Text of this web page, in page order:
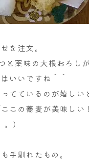
を注文。
薬味の大根おろし
いいですね＾＾
てているのが嬉しい
この蕎麦が美味しい
。)
手馴れたもの。